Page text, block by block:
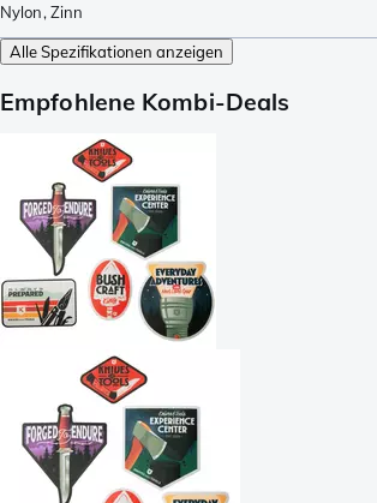
Nylon, Zinn
Alle Spezifikationen anzeigen
Empfohlene Kombi-Deals